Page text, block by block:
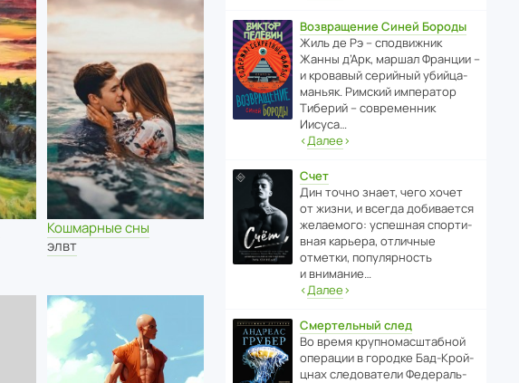
Кошмарные сны
элвт
Возвращение Синей Бороды
Жиль де Рэ – спод­ви­жник
Жанны д’Арк, маршал Франции –
и кровавый серийный убийца-
маньяк. Римский импе­ратор
Тиберий – совре­менник
Иисуса…
‹Далее›
Счет
Дин точно знает, чего хочет
от жизни, и всегда доби­ва­ется
жела­е­мого: успе­шная спор­ти­
вная карьера, отли­чные
отметки, попу­ля­р­ность
и внимание…
‹Далее›
Смертельный след
Во время круп­но­мас­ш­та­бной
операции в городке Бад‑Крой­
цнах следо­ва­тели Феде­раль­